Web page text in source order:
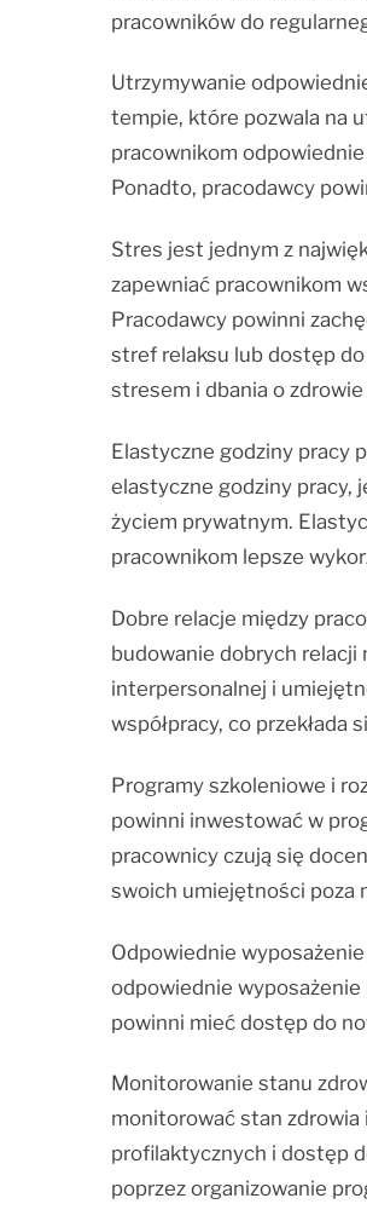
pracowników do
Utrzymywanie
tempie, które pozwala na
pracownikom
Ponadto, pracodawcy
Stres jest jednym z
zapewniać pracownikom
Pracodawcy powinni
stref relaksu lub dostęp
stresem i dbania o
Elastyczne godziny pracy
elastyczne godziny pracy,
życiem prywatnym.
pracownikom lepsze
Dobre relacje między
budowanie dobrych
interpersonalnej i
współpracy, co przekłada
Programy szkoleniowe i
powinni inwestować w
pracownicy czują się
swoich umiejętności poza
Odpowiednie
odpowiednie
powinni mieć dostęp do
Monitorowanie stanu
monitorować stan zdrowia
profilaktycznych i dostęp
poprzez organizowanie